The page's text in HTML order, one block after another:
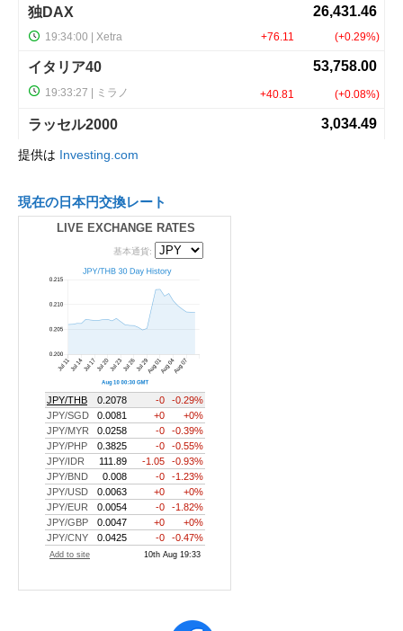
提供は Investing.com
現在の日本円交換レート
LIVE EXCHANGE RATES